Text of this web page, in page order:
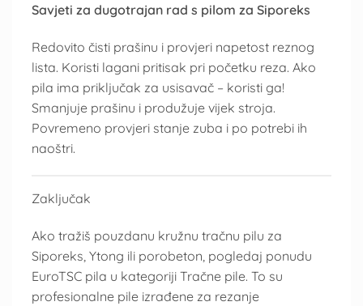
Savjeti za dugotrajan rad s pilom za Siporeks
Redovito čisti prašinu i provjeri napetost reznog
lista. Koristi lagani pritisak pri početku reza. Ako
pila ima priključak za usisavač – koristi ga!
Smanjuje prašinu i produžuje vijek stroja.
Povremeno provjeri stanje zuba i po potrebi ih
naoštri.
Zaključak
Ako tražiš pouzdanu kružnu tračnu pilu za
Siporeks, Ytong ili porobeton, pogledaj ponudu
EuroTSC pila u kategoriji Tračne pile. To su
profesionalne pile izrađene za rezanje